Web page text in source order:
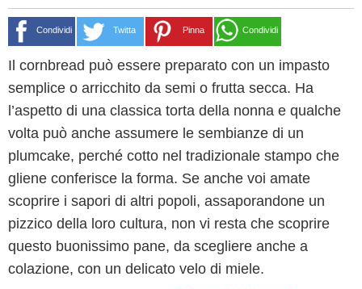
Condividi Twitta Pinna Condividi
Il cornbread può essere preparato con un impasto
semplice o arricchito da semi o frutta secca. Ha
l’aspetto di una classica torta della nonna e qualche
volta può anche assumere le sembianze di un
plumcake, perché cotto nel tradizionale stampo che
gliene conferisce la forma. Se anche voi amate
scoprire i sapori di altri popoli, assaporandone un
pizzico della loro cultura, non vi resta che scoprire
questo buonissimo pane, da scegliere anche a
colazione, con un delicato velo di miele.